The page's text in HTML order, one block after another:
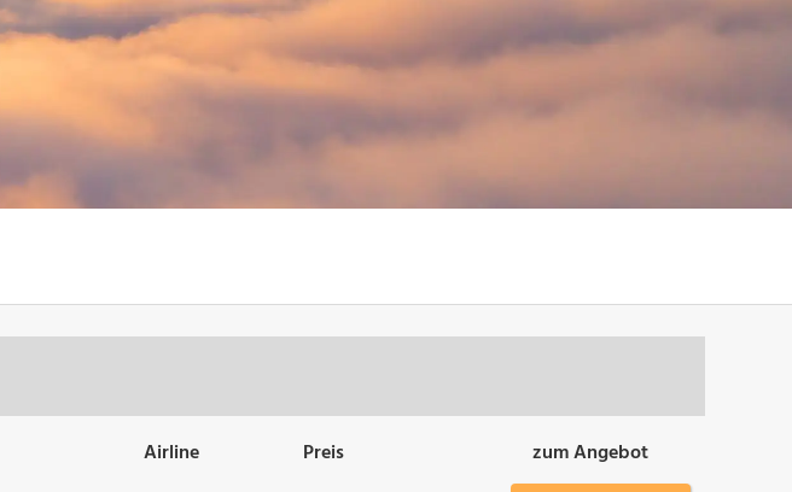
Airline Preis
zum Angebot